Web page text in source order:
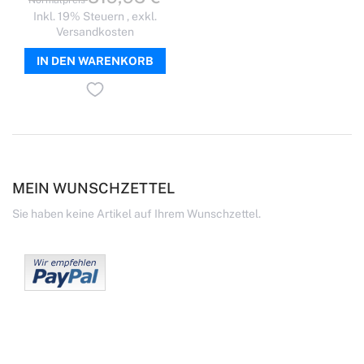
MEIN WUNSCHZETTEL
Sie haben keine Artikel auf Ihrem Wunschzettel.
Inkl. 19% Steuern , exkl.
Versandkosten
IN DEN WARENKORB